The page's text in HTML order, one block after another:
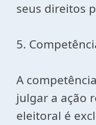
seus direitos
5.
A
julgar a ação
eleitoral é